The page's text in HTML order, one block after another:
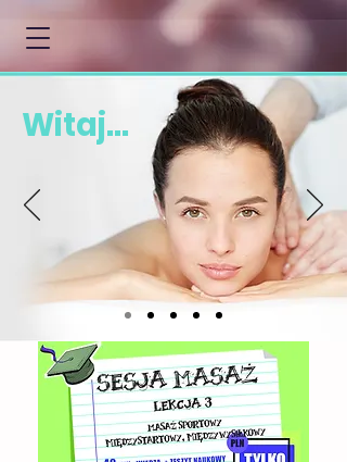
Witaj...